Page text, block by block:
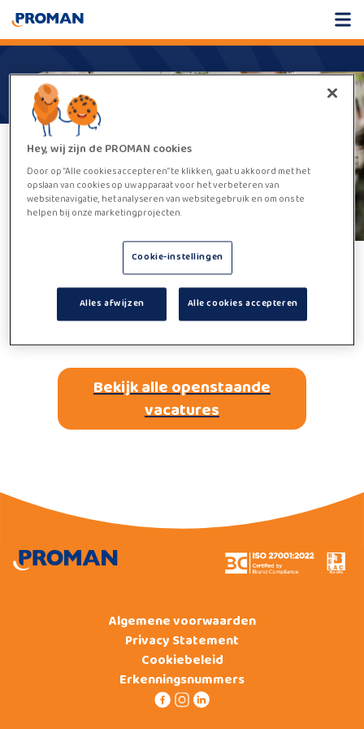
Helaas,
deze vacature kan niet
Bekijk alle openstaande
vacatures
Algemene voorwaarden
Privacy Statement
Cookiebeleid
Erkenningsnummers
Hey, wij zijn de PROMAN cookies
Door op “Alle cookies accepteren” te klikken, gaat u akkoord met het
opslaan van cookies op uw apparaat voor het verbeteren van
websitenavigatie, het analyseren van websitegebruik en om ons te
helpen bij onze marketingprojecten.
Cookie-instellingen
Alles afwijzen Alle cookies accepteren